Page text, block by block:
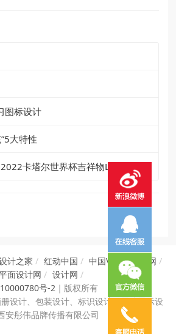
图标设计
大特性
卡塔尔世界杯吉祥物La’eeb
计之家 / 红动中国 / 中国VI设计知识网 /
面设计网 / 设计网 /
号-2 ｜ 版权所有
设计、包装设计、标识设计、展览展示设
安彤伟品牌传播有限公司